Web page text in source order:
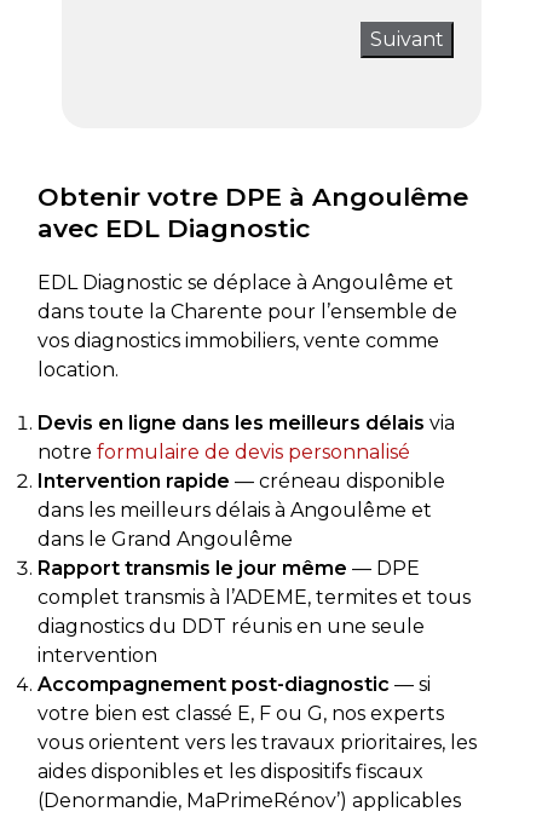
Suivant
Obtenir votre DPE à Angoulême
avec EDL Diagnostic
EDL Diagnostic se déplace à Angoulême et
dans toute la Charente pour l’ensemble de
vos diagnostics immobiliers, vente comme
location.
Devis en ligne dans les meilleurs délais via
notre formulaire de devis personnalisé
Intervention rapide — créneau disponible
dans les meilleurs délais à Angoulême et
dans le Grand Angoulême
Rapport transmis le jour même — DPE
complet transmis à l’ADEME, termites et tous
diagnostics du DDT réunis en une seule
intervention
Accompagnement post-diagnostic — si
votre bien est classé E, F ou G, nos experts
vous orientent vers les travaux prioritaires, les
aides disponibles et les dispositifs fiscaux
(Denormandie, MaPrimeRénov’) applicables